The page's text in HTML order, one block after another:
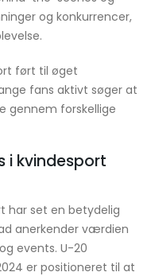
og konkurrencer,
ført til øget
fans aktivt søger at
gennem forskellige
i kvindesport
har set en betydelig
anerkender værdien
events. U-20
er positioneret til at